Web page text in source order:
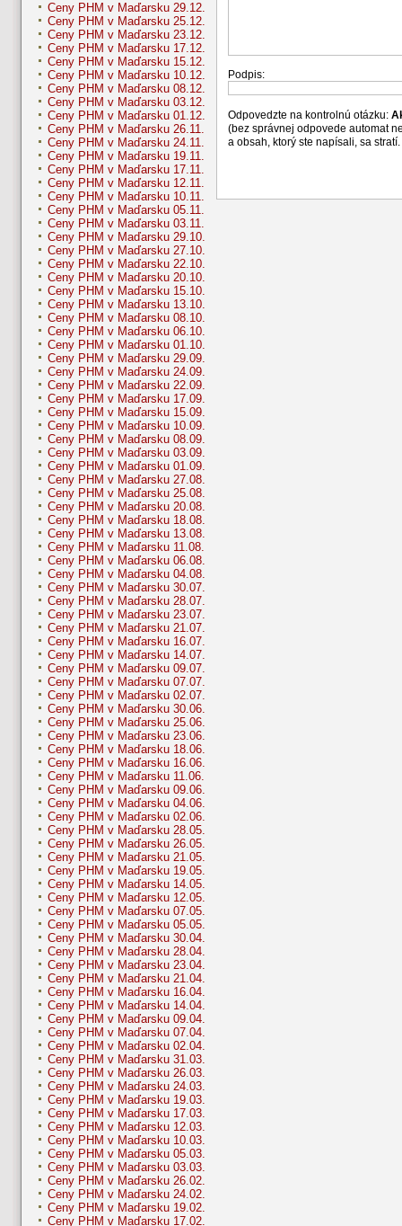
Ceny PHM v Maďarsku 29.12.
Ceny PHM v Maďarsku 25.12.
Ceny PHM v Maďarsku 23.12.
Ceny PHM v Maďarsku 17.12.
Ceny PHM v Maďarsku 15.12.
Ceny PHM v Maďarsku 10.12.
Ceny PHM v Maďarsku 08.12.
Ceny PHM v Maďarsku 03.12.
Ceny PHM v Maďarsku 01.12.
Ceny PHM v Maďarsku 26.11.
Ceny PHM v Maďarsku 24.11.
Ceny PHM v Maďarsku 19.11.
Ceny PHM v Maďarsku 17.11.
Ceny PHM v Maďarsku 12.11.
Ceny PHM v Maďarsku 10.11.
Ceny PHM v Maďarsku 05.11.
Ceny PHM v Maďarsku 03.11.
Ceny PHM v Maďarsku 29.10.
Ceny PHM v Maďarsku 27.10.
Ceny PHM v Maďarsku 22.10.
Ceny PHM v Maďarsku 20.10.
Ceny PHM v Maďarsku 15.10.
Ceny PHM v Maďarsku 13.10.
Ceny PHM v Maďarsku 08.10.
Ceny PHM v Maďarsku 06.10.
Ceny PHM v Maďarsku 01.10.
Ceny PHM v Maďarsku 29.09.
Ceny PHM v Maďarsku 24.09.
Ceny PHM v Maďarsku 22.09.
Ceny PHM v Maďarsku 17.09.
Ceny PHM v Maďarsku 15.09.
Ceny PHM v Maďarsku 10.09.
Ceny PHM v Maďarsku 08.09.
Ceny PHM v Maďarsku 03.09.
Ceny PHM v Maďarsku 01.09.
Ceny PHM v Maďarsku 27.08.
Ceny PHM v Maďarsku 25.08.
Ceny PHM v Maďarsku 20.08.
Ceny PHM v Maďarsku 18.08.
Ceny PHM v Maďarsku 13.08.
Ceny PHM v Maďarsku 11.08.
Ceny PHM v Maďarsku 06.08.
Ceny PHM v Maďarsku 04.08.
Ceny PHM v Maďarsku 30.07.
Ceny PHM v Maďarsku 28.07.
Ceny PHM v Maďarsku 23.07.
Ceny PHM v Maďarsku 21.07.
Ceny PHM v Maďarsku 16.07.
Ceny PHM v Maďarsku 14.07.
Ceny PHM v Maďarsku 09.07.
Ceny PHM v Maďarsku 07.07.
Ceny PHM v Maďarsku 02.07.
Ceny PHM v Maďarsku 30.06.
Ceny PHM v Maďarsku 25.06.
Ceny PHM v Maďarsku 23.06.
Ceny PHM v Maďarsku 18.06.
Ceny PHM v Maďarsku 16.06.
Ceny PHM v Maďarsku 11.06.
Ceny PHM v Maďarsku 09.06.
Ceny PHM v Maďarsku 04.06.
Ceny PHM v Maďarsku 02.06.
Ceny PHM v Maďarsku 28.05.
Ceny PHM v Maďarsku 26.05.
Ceny PHM v Maďarsku 21.05.
Ceny PHM v Maďarsku 19.05.
Ceny PHM v Maďarsku 14.05.
Ceny PHM v Maďarsku 12.05.
Ceny PHM v Maďarsku 07.05.
Ceny PHM v Maďarsku 05.05.
Ceny PHM v Maďarsku 30.04.
Ceny PHM v Maďarsku 28.04.
Ceny PHM v Maďarsku 23.04.
Ceny PHM v Maďarsku 21.04.
Ceny PHM v Maďarsku 16.04.
Ceny PHM v Maďarsku 14.04.
Ceny PHM v Maďarsku 09.04.
Ceny PHM v Maďarsku 07.04.
Ceny PHM v Maďarsku 02.04.
Ceny PHM v Maďarsku 31.03.
Ceny PHM v Maďarsku 26.03.
Ceny PHM v Maďarsku 24.03.
Ceny PHM v Maďarsku 19.03.
Ceny PHM v Maďarsku 17.03.
Ceny PHM v Maďarsku 12.03.
Ceny PHM v Maďarsku 10.03.
Ceny PHM v Maďarsku 05.03.
Ceny PHM v Maďarsku 03.03.
Ceny PHM v Maďarsku 26.02.
Ceny PHM v Maďarsku 24.02.
Ceny PHM v Maďarsku 19.02.
Ceny PHM v Maďarsku 17.02.
Podpis:
Odpovedzte na kontrolnú otázku:
(bez správnej odpovede automat
a obsah, ktorý ste napísali, sa